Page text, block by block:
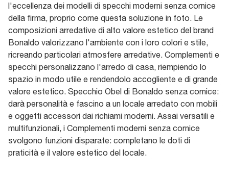
l'eccellenza dei modelli di specchi moderni senza cornice
della firma, proprio come questa soluzione in foto. Le
composizioni arredative di alto valore estetico del brand
Bonaldo valorizzano l'ambiente con i loro colori e stile,
ricreando particolari atmosfere arredative. Complementi e
specchi personalizzano l'arredo di casa, riempiendo lo
spazio in modo utile e rendendolo accogliente e di grande
valore estetico. Specchio Obel di Bonaldo senza cornice:
darà personalità e fascino a un locale arredato con mobili
e oggetti accessori dai richiami moderni. Assai versatili e
multifunzionali, i Complementi moderni senza cornice
svolgono funzioni disparate: completano le doti di
praticità e il valore estetico del locale.